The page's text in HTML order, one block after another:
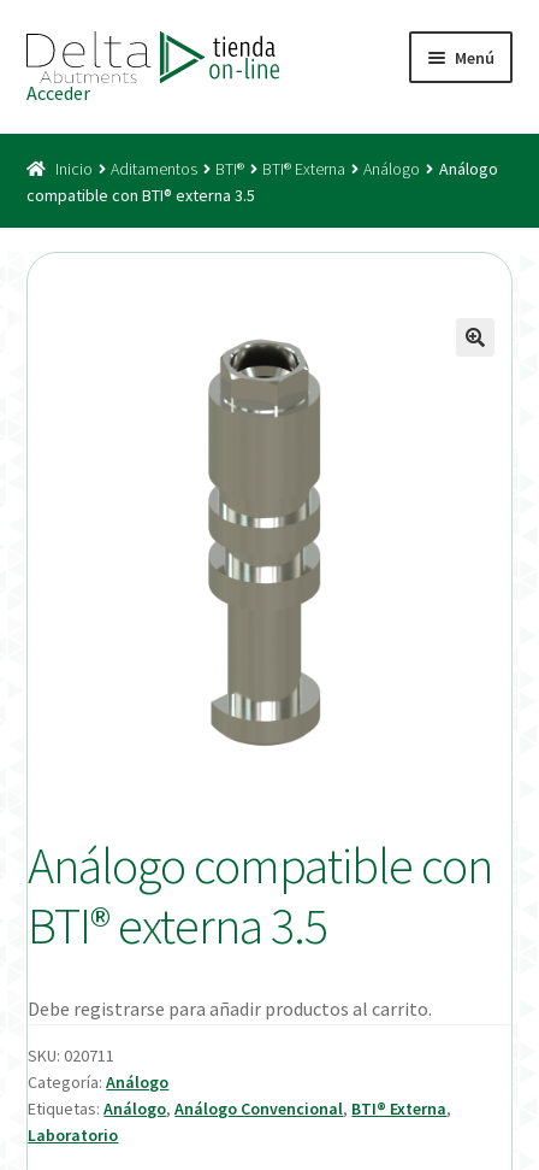
a
la
navegación
al
contenido
Menú
Acceso
Mi cuenta
On-line Store
Productos Favoritos
Uso previsto
Verification Required
Acceder
Inicio Aditamentos BTI® BTI® Externa Análogo
Análogo
compatible con BTI® externa 3.5
Análogo compatible con
BTI® externa 3.5
Debe registrarse para añadir productos al carrito.
SKU:020711
Categoría:Análogo
Etiquetas:Análogo,Análogo Convencional, BTI® Externa,
Laboratorio